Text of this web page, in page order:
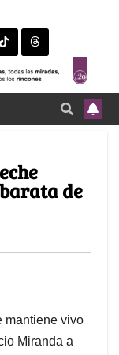
de
mantiene vivo
Miranda a